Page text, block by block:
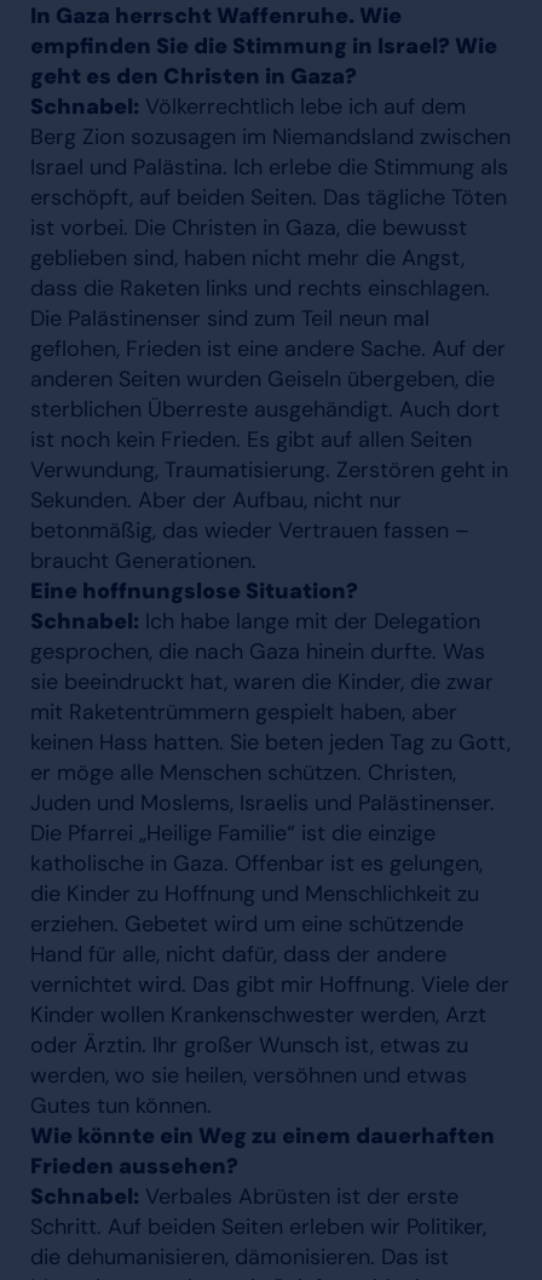
In Gaza herrscht Waffenruhe. Wie
empfinden Sie die Stimmung in Israel? Wie
geht es den Christen in Gaza?
Schnabel: Völkerrechtlich lebe ich auf dem
Berg Zion sozusagen im Niemandsland zwischen
Israel und Palästina. Ich erlebe die Stimmung als
erschöpft, auf beiden Seiten. Das tägliche Töten
ist vorbei. Die Christen in Gaza, die bewusst
geblieben sind, haben nicht mehr die Angst,
dass die Raketen links und rechts einschlagen.
Die Palästinenser sind zum Teil neun mal
geflohen, Frieden ist eine andere Sache. Auf der
anderen Seiten wurden Geiseln übergeben, die
sterblichen Überreste ausgehändigt. Auch dort
ist noch kein Frieden. Es gibt auf allen Seiten
Verwundung, Traumatisierung. Zerstören geht in
Sekunden. Aber der Aufbau, nicht nur
betonmäßig, das wieder Vertrauen fassen –
braucht Generationen.
Eine hoffnungslose Situation?
Schnabel: Ich habe lange mit der Delegation
gesprochen, die nach Gaza hinein durfte. Was
sie beeindruckt hat, waren die Kinder, die zwar
mit Raketentrümmern gespielt haben, aber
keinen Hass hatten. Sie beten jeden Tag zu Gott,
er möge alle Menschen schützen. Christen,
Juden und Moslems, Israelis und Palästinenser.
Die Pfarrei „Heilige Familie“ ist die einzige
katholische in Gaza. Offenbar ist es gelungen,
die Kinder zu Hoffnung und Menschlichkeit zu
erziehen. Gebetet wird um eine schützende
Hand für alle, nicht dafür, dass der andere
vernichtet wird. Das gibt mir Hoffnung. Viele der
Kinder wollen Krankenschwester werden, Arzt
oder Ärztin. Ihr großer Wunsch ist, etwas zu
werden, wo sie heilen, versöhnen und etwas
Gutes tun können.
Wie könnte ein Weg zu einem dauerhaften
Frieden aussehen?
Schnabel: Verbales Abrüsten ist der erste
Schritt. Auf beiden Seiten erleben wir Politiker,
die dehumanisieren, dämonisieren. Das ist